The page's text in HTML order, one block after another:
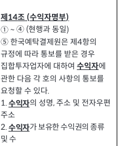
제 14조 (수익자명부)
① ~④ (현행과 동일)
⑤ 한국예탁결제원은 제4항의
규정에 따라 통보를 받은 경우
집합투자업자에 대하여수익자에
관한 다음 각 호의 사항의 통보를
요청할 수 있다.
1.수익자의 성명,주소 및 전자우편
주소
2.수익자가 보유한 수익권의 종류
및 수